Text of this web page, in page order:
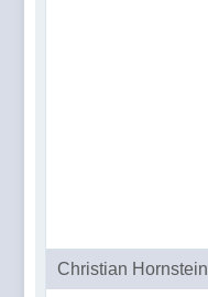
Christian Hornstein